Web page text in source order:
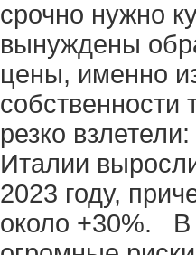
срочно нужно
вынуждены
цены, именно
собственности
резко
Италии
2023 году,
около +30%. В